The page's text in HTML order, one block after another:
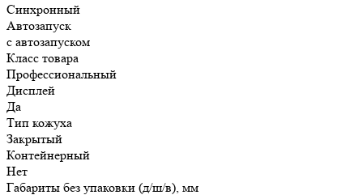
Синхронный
Автозапуск
с автозапуском
Класс товара
Профессиональный
Дисплей
Да
Тип кожуха
Закрытый
Контейнерный
Нет
Габариты без упаковки (д/ш/в), мм